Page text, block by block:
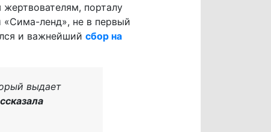
порталу
ленд», не в первый
и важнейший сбор на
выдает